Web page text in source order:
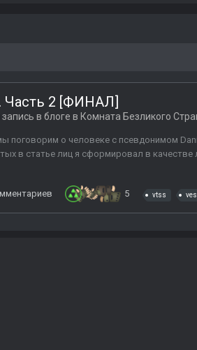
Часть 2 [ФИНАЛ]
в блоге в Комната Безликого
поговорим о человеке с псевдонимом
в статье лиц я сформировал в
5 vtss